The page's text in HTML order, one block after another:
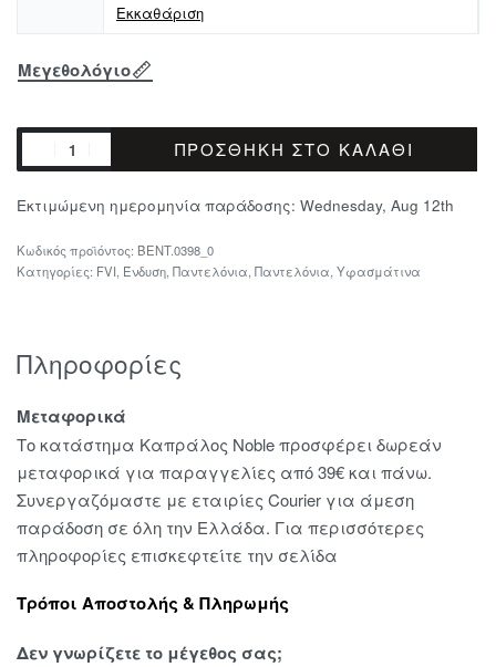
Εκκαθάριση
Μεγεθολόγιο
ΠΡΟΣΘΉΚΗ ΣΤΟ ΚΑΛΆΘΙ
Εκτιμώμενη ημερομηνία παράδοσης: Wednesday, Aug 12th
BENT.0398_0
Κατηγορίες: FVI Ένδυση Παντελόνια Παντελόνια Υφασμάτινα
Πληροφορίες
Μεταφορικά
Το κατάστημα Καπράλος Noble προσφέρει δωρεάν
μεταφορικά για παραγγελίες από 39€ και πάνω.
Συνεργαζόμαστε με εταιρίες Courier για άμεση
παράδοση σε όλη την Ελλάδα. Για περισσότερες
πληροφορίες επισκεφτείτε την σελίδα
Τρόποι Αποστολής & Πληρωμής
Δεν γνωρίζετε το μέγεθος σας;